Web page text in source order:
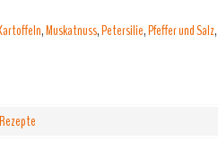
,Muskatnuss,Petersilie,Pfeffer und Salz,
Rezepte